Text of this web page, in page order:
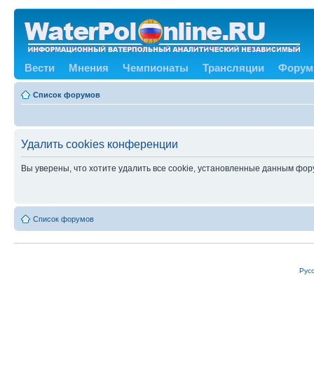
Вести Мнения Чемпионаты Трансляции Форум
Список форумов
Удалить cookies конференции
Вы уверены, что хотите удалить все cookie, установленные данным
Список форумов